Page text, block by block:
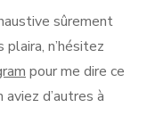
sûrement
n’hésitez
pour me dire ce
d’autres à